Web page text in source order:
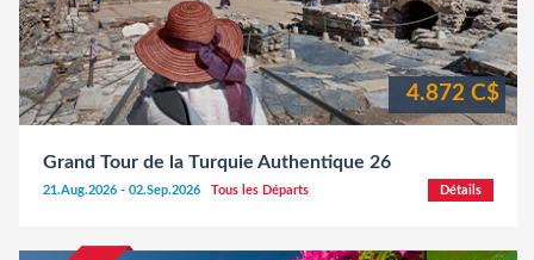
4.872 C$
Grand Tour de la Turquie Authentique 26
21.Aug.2026 - 02.Sep.2026 Tous les Départs Détails